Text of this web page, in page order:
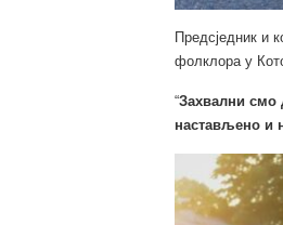
Предсједник и
фолклора у
“Захвални смо
настављено и